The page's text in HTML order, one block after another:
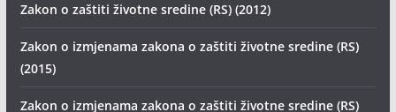
Zakon o zaštiti životne sredine (RS) (2012)
Zakon o izmjenama zakona o zaštiti životne sredine (RS)
(2015)
Zakon o izmjenama zakona o zaštiti životne sredine (RS)